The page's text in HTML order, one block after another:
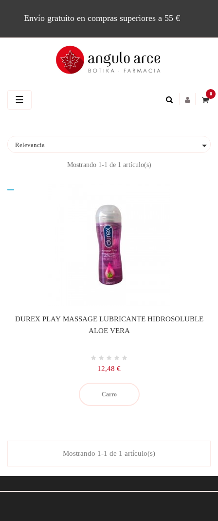
Envío gratuito en compras superiores a 55 €
0
Navegación
☰
Relevancia 
Mostrando 1-1 de 1 artículo(s)
DUREX PLAY MASSAGE LUBRICANTE HIDROSOLUBLE
ALOE VERA
Precio
12,48 €
Carro
Mostrando 1-1 de 1 artículo(s)